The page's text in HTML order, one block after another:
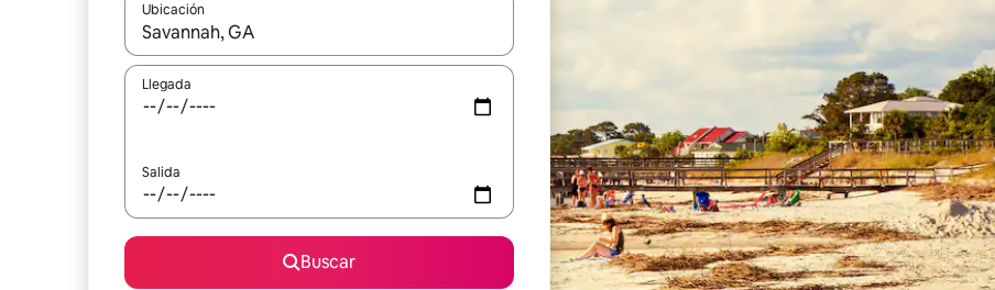
Ubicación
Cuando los resultados estén disponibles, podrás navegar usando las teclas de las flechas hacia arriba y hacia abajo, o
Llegada
Salida
Buscar